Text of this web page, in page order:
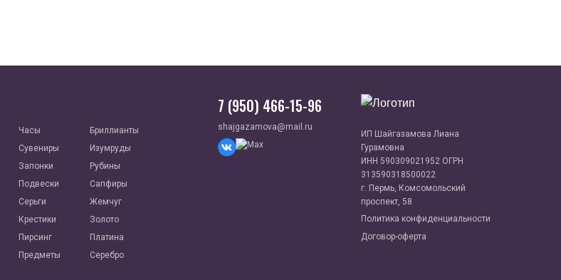
Часы
Сувениры
Запонки
Подвески
Серьги
Крестики
Пирсинг
Предметы
Бриллианты
Изумруды
Рубины
Сапфиры
Жемчуг
Золото
Платина
Серебро
7 (950) 466-15-96
shajgazamova@mail.ru
ИП Шайгазамова Лиана
Гурамовна
ИНН 590309021952 ОГРН
313590318500022
г. Пермь, Комсомольский
проспект, 58
Политика конфиденциальности
Договор-оферта